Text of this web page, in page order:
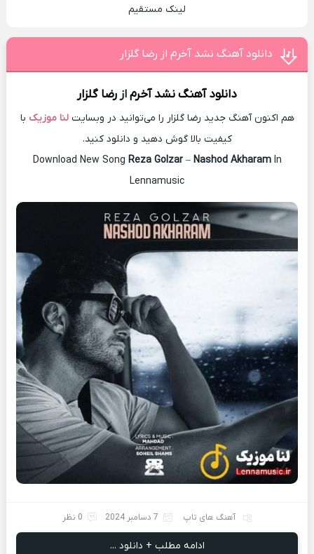
لینک مستقیم
دانلود آهنگ نشد آخرم از رضا گلزار
دانلود آهنگنشد آخرمازرضا گلزار
هم اکنون آهنگ جدید رضا گلزار را می‌توانید در وبسایتلنا موزیک با
کیفیت بالا گوش دهید و دانلود کنید.
Download New Song Reza Golzar– Nashod AkharamIn
Lennamusic
آهنگ های تاپ 7 دسامبر 2024 0 نظر
ادامه مطلب + دانلود ...